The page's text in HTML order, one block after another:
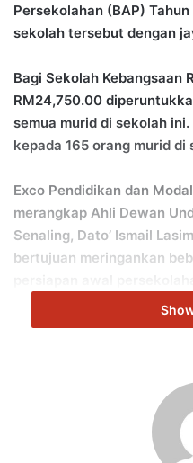
Persekolahan (BAP)
sekolah tersebut dengan
Bagi Sekolah Kebangsaan
RM24,750.00
semua murid di sekolah
kepada 165 orang murid
Exco Pendidikan dan
merangkap Ahli Dewan
Senaling, Dato’ Ismail
bertujuan meringankan
murid-murid dapat
lebih yakin, ceria dan
menerima manfaat
dapat meningkatkan
kecemerlangan supaya
kepada agama, bangsa dan